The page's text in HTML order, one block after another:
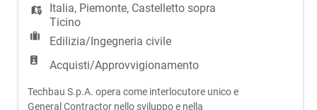
PT
livell
Italia, Piemonte, Castelletto sopra
Ticino
Edilizia/Ingegneria civile
Acquisti/Approvvigionamento
Techbau S.p.A. opera come interlocutore unico e
General Contractor nello sviluppo e nella